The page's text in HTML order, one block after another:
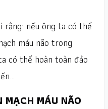
nếu ông ta có thể
máu não trong
có thể hoàn toàn đảo
MẠCH MÁU NÃO